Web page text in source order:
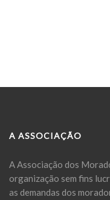
A ASSOCIAÇÃO
A Associação dos
organização sem fins
as demandas dos